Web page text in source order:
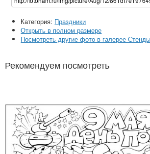
Категория: Праздники
Открыть в полном размере
Посмотреть другие фото в галерее
Рекомендуем посмотреть